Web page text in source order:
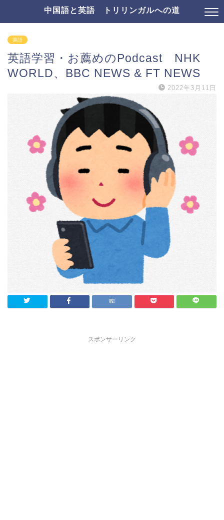
中国語と英語 トリリンガルへの道
英語
英語学習・お薦めのPodcast NHK
WORLD、BBC NEWS & FT NEWS
2022年3月11日
スポンサーリンク